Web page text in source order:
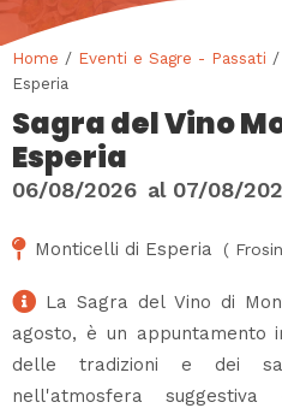
Home / Eventi e Sagre - Passati /
Esperia
Sagra del Vino
Esperia
06/08/2026 al 07/08/
Monticelli di Esperia (
La Sagra del Vino di
agosto, è un appuntamento
delle tradizioni e dei
nell'atmosfera